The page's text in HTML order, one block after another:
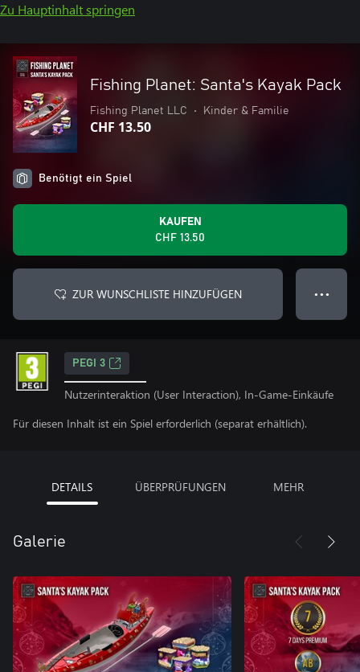
Zu Hauptinhalt springen
Fishing Planet: Santa's Kayak Pack
Fishing Planet LLC • Kinder & Familie
CHF 13.50
Benötigt ein Spiel
KAUFEN
CHF 13.50
ZUR WUNSCHLISTE HINZUFÜGEN ● ● ●
PEGI 3
Nutzerinteraktion (User Interaction), In-Game-Einkäufe
Für diesen Inhalt ist ein Spiel erforderlich (separat erhältlich).
DETAILS ÜBERPRÜFUNGEN MEHR
Galerie